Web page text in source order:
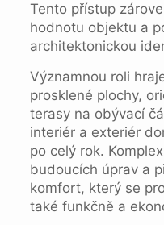
Tento přístup
hodnotu objektu a
architektonickou
Významnou roli
prosklené plochy,
terasy na obývací
interiér a exteriér
po celý rok.
budoucích úprav a
komfort, který se
také funkčně a